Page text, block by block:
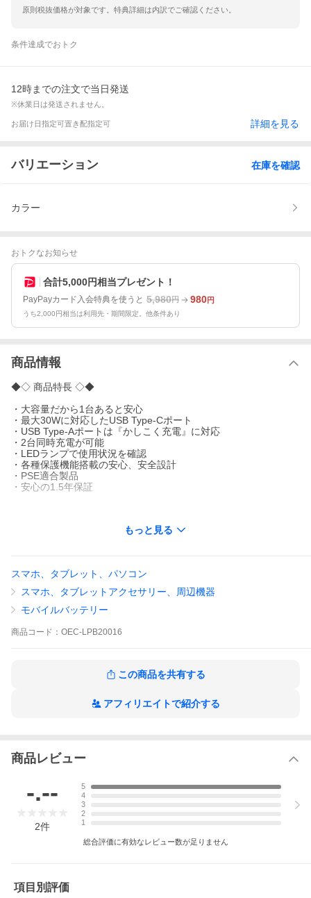
原則税抜価格が対象です。特典詳細は内訳でご確認ください。
条件達成でおトク
12時までの注文で当日発送
※休業日は発送されません。
お届け日指定可置き配指定可 詳細を見る
バリエーション 在庫を確認
カラー
おトクなお知らせ
合計5,000円相当プレゼント！
PayPayカード入会特典を使うと 5,980円 980円
うち2,000円相当は利用先・期間限定。他条件あり
商品情報
◆◇ 商品特長 ◇◆
・大容量だから1台あると安心
・最大30Wに対応したUSB Type-Cポート
・USB Type-Aポートは『かしこく充電』に対応
・2台同時充電が可能
・LEDランプで使用状況を確認
・各種保護機能搭載の安心、安全設計
・PSE適合製品
・安心の1.5年保証
ヤレススピーカー
※接続する機器に合わせた給電ケーブルをご用意ください。
※ヒートベストおよびファン付きウェアへのご使用は推奨してお
りません。また、動作保証も致しかねますので、ご購入の際はご
■内蔵バッテリー：リチウムイオン電池 3.7V/20000mAh（74W
【関連キーワード】 モバイルバッテリー 大容量 20000mAh PD30
W USB Type-C USB Type-A タイプC 旅行 アウトドア 外出 ディズ
＜商品情報（詳細）＞
・2台同時充電が可能
もっと見る
スマホ、タブレット、パソコン
スマホ、タブレットアクセサリー、周辺機器
モバイルバッテリー
商品 コード： OEC-LPB20016
この商品を共有する
アフィリエイトで紹介する
商品レビュー
-.--
2件
5
4
3
2
1
総合評価に有効なレビュー数が足りません
項目別評価